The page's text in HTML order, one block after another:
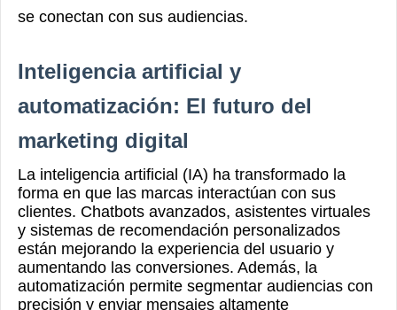
se conectan con sus audiencias.
Inteligencia artificial y
automatización: El futuro del
marketing digital
La inteligencia artificial (IA) ha transformado la
forma en que las marcas interactúan con sus
clientes. Chatbots avanzados, asistentes virtuales
y sistemas de recomendación personalizados
están mejorando la experiencia del usuario y
aumentando las conversiones. Además, la
automatización permite segmentar audiencias con
precisión y enviar mensajes altamente